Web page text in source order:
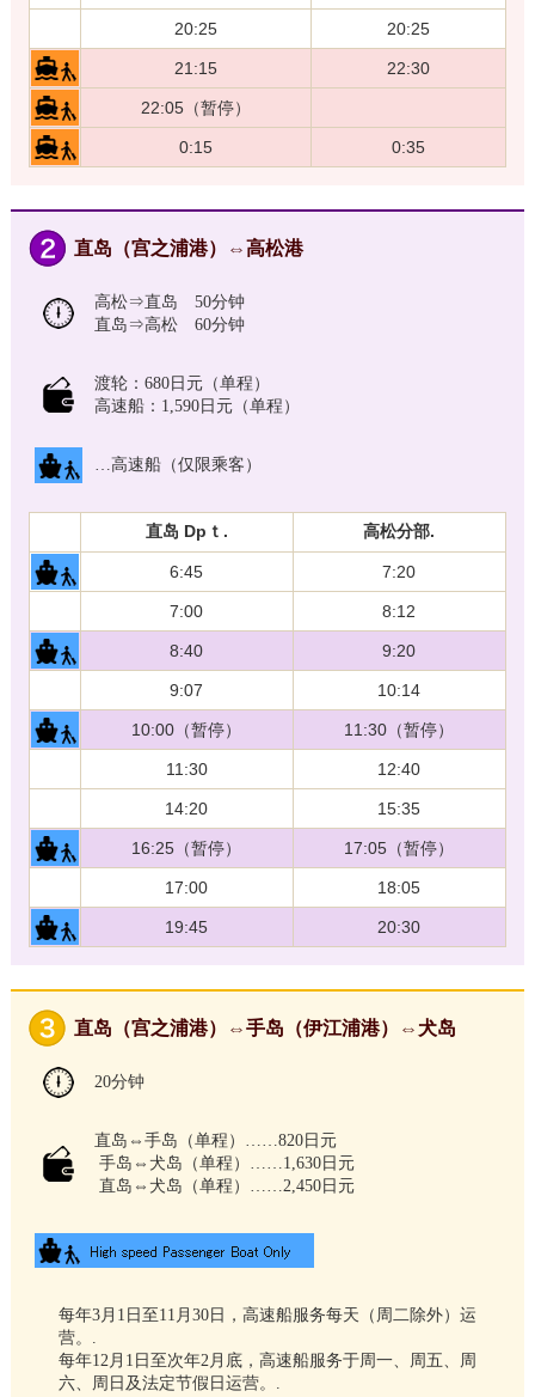
20:25 20:25
21:15 22:30
22:05（暂停）
0:15 0:35
直岛（宫之浦港）⇔高松港
高松⇒直岛 50分钟
直岛⇒高松 60分钟
渡轮：680日元（单程）
高速船：1,590日元（单程）
…高速船（仅限乘客）
直岛 Dpｔ. 高松分部.
6:45 7:20
7:00 8:12
8:40 9:20
9:07 10:14
10:00（暂停） 11:30（暂停）
11:30 12:40
14:20 15:35
16:25（暂停） 17:05（暂停）
17:00 18:05
19:45 20:30
直岛（宫之浦港）⇔手岛（伊江浦港）⇔犬岛
20分钟
直岛⇔手岛（单程）……820日元
手岛⇔犬岛（单程）……1,630日元
直岛⇔犬岛（单程）……2,450日元
每年3月1日至11月30日，高速船服务每天（周二除外）运
营。.
每年12月1日至次年2月底，高速船服务于周一、周五、周
六、周日及法定节假日运营。.